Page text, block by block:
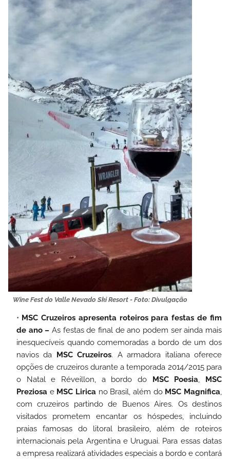
Wine Fest do Valle Nevado Ski Resort - Foto: Divulgação
MSC Cruzeiros apresenta roteiros para festas de fim
de ano – As festas de final de ano podem ser ainda mais
inesquecíveis quando comemoradas a bordo de um dos
navios da MSC Cruzeiros. A armadora italiana oferece
opções de cruzeiros durante a temporada 2014/2015 para
o Natal e Réveillon, a bordo do MSC Poesia, MSC
Preziosa e MSC Lirica no Brasil, além do MSC Magnifica,
com cruzeiros partindo de Buenos Aires. Os destinos
visitados prometem encantar os hóspedes, incluindo
praias famosas do litoral brasileiro, além de roteiros
internacionais pela Argentina e Uruguai. Para essas datas
a empresa realizará atividades especiais a bordo e contará